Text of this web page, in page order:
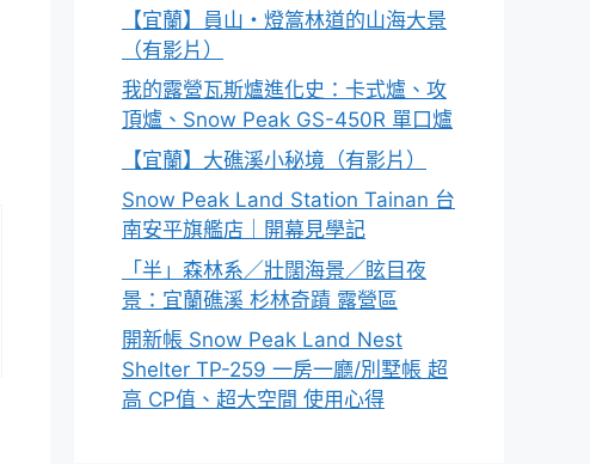
【宜蘭】員山・燈篙林道的山海大景
（有影片）
我的露營瓦斯爐進化史：卡式爐、攻
頂爐、Snow Peak GS-450R 單口爐
【宜蘭】大礁溪小秘境（有影片）
Snow Peak Land Station Tainan 台
南安平旗艦店｜開幕見學記
「半」森林系／壯闊海景／眩目夜
景：宜蘭礁溪 杉林奇蹟 露營區
開新帳 Snow Peak Land Nest
Shelter TP-259 一房一廳/別墅帳 超
高 CP值、超大空間 使用心得